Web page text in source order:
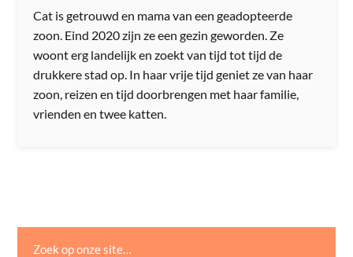
Cat is getrouwd en mama van een geadopteerde
zoon. Eind 2020 zijn ze een gezin geworden. Ze
woont erg landelijk en zoekt van tijd tot tijd de
drukkere stad op. In haar vrije tijd geniet ze van haar
zoon, reizen en tijd doorbrengen met haar familie,
vrienden en twee katten.
Zoek op onze site…